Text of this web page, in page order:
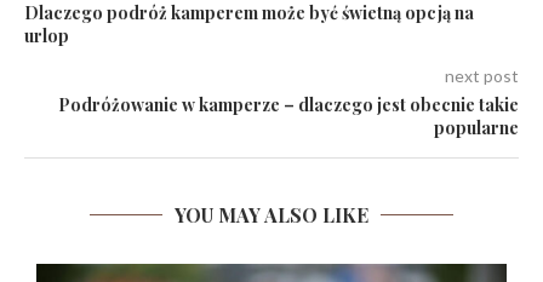
Dlaczego podróż kamperem może być świetną opcją na
urlop
next post
Podróżowanie w kamperze – dlaczego jest obecnie takie
popularne
YOU MAY ALSO LIKE